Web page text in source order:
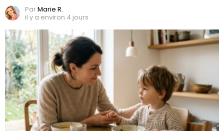
ParMarie R.
il y a environ 4 jours